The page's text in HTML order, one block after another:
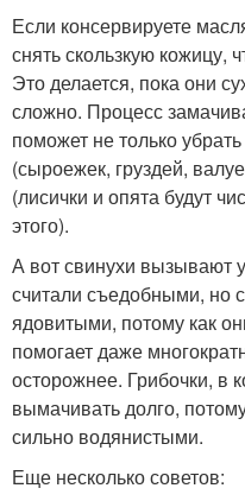
Если консервируете
снять скользкую кожицу,
Это делается, пока они
сложно. Процесс
поможет не только
(сыроежек, груздей,
(лисички и опята будут
этого).
А вот свинухи вызывают
считали съедобными, но
ядовитыми, потому как
помогает даже
осторожнее. Грибочки, в
вымачивать долго,
сильно водянистыми.
Еще несколько советов: